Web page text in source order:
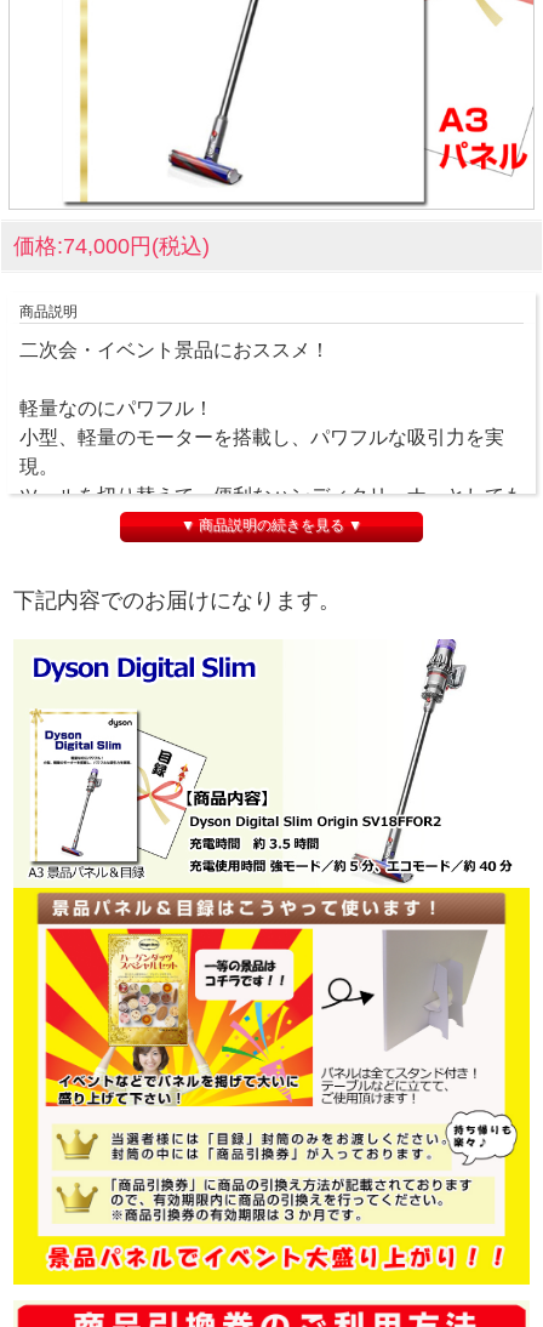
価格:74,000円(税込)
商品説明
二次会・イベント景品におススメ！
軽量なのにパワフル！
小型、軽量のモーターを搭載し、パワフルな吸引力を実
現。
ツールを切り替えて、便利なハンディクリーナーとしても
使用できます。
▼ 商品説明の続きを見る ▼
下記内容でのお届けになります。